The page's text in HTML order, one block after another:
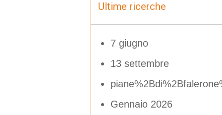
Ultime ricerche
7 giugno
13 settembre
Gennaio 2026